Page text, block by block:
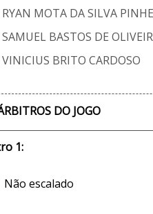
RYAN MOTA DA SILVA
SAMUEL BASTOS DE
VINICIUS BRITO CARDOSO
DO JOGO
1:
Não escalado